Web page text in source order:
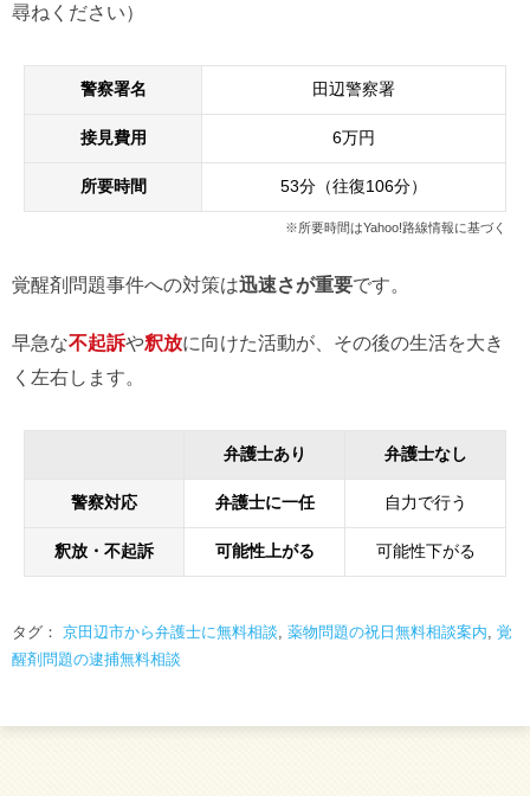
尋ねください）
警察署名 田辺警察署
接見費用 6万円
所要時間 53分（往復106分）
※所要時間はYahoo!路線情報に基づく
覚醒剤問題事件への対策は迅速さが重要です。
早急な不起訴や釈放に向けた活動が、その後の生活を大き
く左右します。
弁護士あり 弁護士なし
警察対応 弁護士に一任 自力で行う
釈放・不起訴 可能性上がる 可能性下がる
タグ： 京田辺市から弁護士に無料相談, 薬物問題の祝日無料相談案内, 覚
醒剤問題の逮捕無料相談